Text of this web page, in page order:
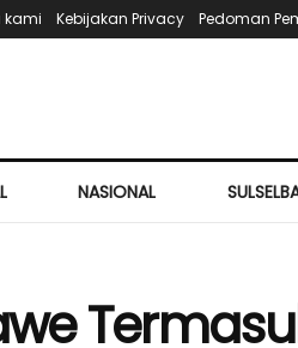
kami Kebijakan Privacy Pedoman
NASIONAL